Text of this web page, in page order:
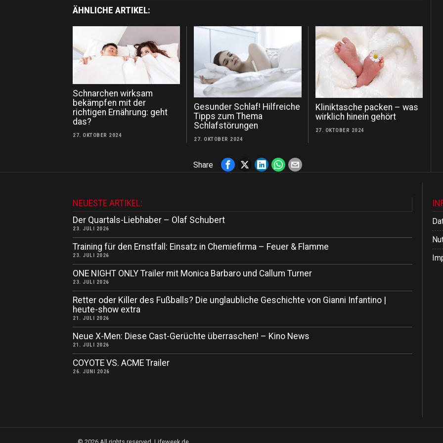
ÄHNLICHE ARTIKEL:
Schnarchen wirksam
bekämpfen mit der
richtigen Ernährung: geht
das?
27. OKTOBER 2024
Gesunder Schlaf! Hilfreiche
Tipps zum Thema
Schlafstörungen
27. OKTOBER 2024
Kliniktasche packen – was
wirklich hinein gehört
27. OKTOBER 2024
Share
NEUESTE ARTIKEL:
Der Quartals-Liebhaber – Olaf Schubert
23. JULI 2026
Training für den Ernstfall: Einsatz in Chemiefirma – Feuer & Flamme
23. JULI 2026
ONE NIGHT ONLY Trailer mit Monica Barbaro und Callum Turner
23. JULI 2026
Retter oder Killer des Fußballs? Die unglaubliche Geschichte von Gianni Infantino |
heute-show extra
21. JULI 2026
Neue X-Men: Diese Cast-Gerüchte überraschen! – Kino News
21. JULI 2026
COYOTE VS. ACME Trailer
26. JUNI 2026